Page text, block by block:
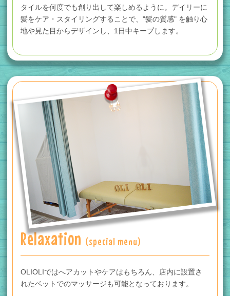
タイルを何度でも創り出して楽しめるように。デイリーに
髪をケア・スタイリングすることで、"髪の質感" を触り心
地や見た目からデザインし、1日中キープします。
Relaxation (special menu)
OLIOLIではへアカットやケアはもちろん、
店内に設置さ
れたベットでのマッサージも可能となっております。